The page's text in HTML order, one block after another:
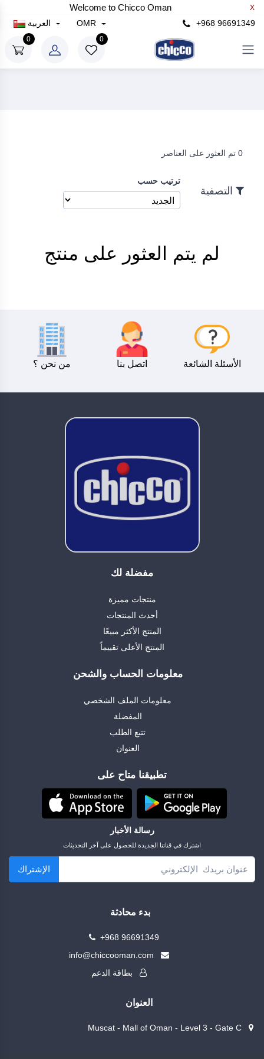
Welcome to Chicco Oman X
+968 96691349
OMR
0
0
×
بحث
0 تم العثور على العناصر
ترتيب حسب
لم يتم العثور على منتج
من نحن ؟ اتصل بنا الأسئلة الشائعة
مفضلة لك
منتجات مميزة
أحدث المنتجات
المنتج الأكثر مبيعًا
المنتج الأعلى تقييماً
معلومات الحساب والشحن
معلومات الملف الشخصي
المفضلة
تتبع الطلب
العنوان
تطبيقنا متاح على
رسالة الأخبار
اشترك في قناتنا الجديدة للحصول على آخر التحديثات
الإشتراك
بدء محادثة
+968 96691349
بطاقة الدعم
العنوان